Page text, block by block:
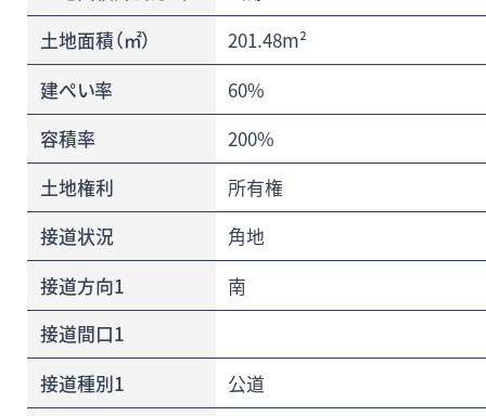
土地面積（㎡）
201.48m²
建ぺい率
60%
容積率
200%
土地権利
所有権
接道状況
角地
接道方向1
南
接道間口1
接道種別1
公道